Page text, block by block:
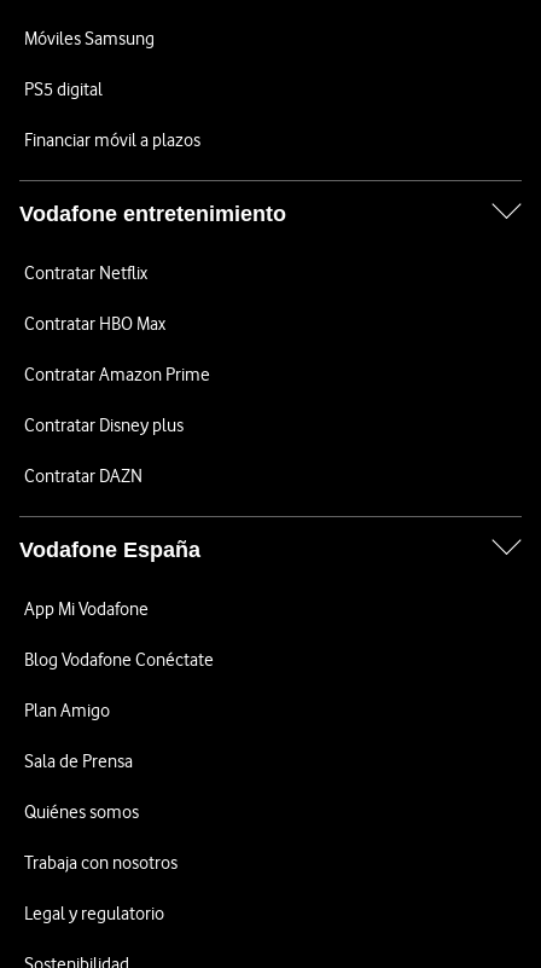
Móviles Samsung
PS5 digital
Financiar móvil a plazos
Vodafone entretenimiento
Contratar Netflix
Contratar HBO Max
Contratar Amazon Prime
Contratar Disney plus
Contratar DAZN
Vodafone España
App Mi Vodafone
Blog Vodafone Conéctate
Plan Amigo
Sala de Prensa
Quiénes somos
Trabaja con nosotros
Legal y regulatorio